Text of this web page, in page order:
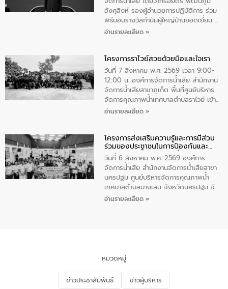
ทําความสะอาดภายในบริเวณ จัดกิจกรรม
เพื่อถวายเป็นพระราชกุศล สมเด็จพระนาง
เจ้าสิริกิติ์พระบรมราชินีนาถ พระบรมราช
อังศุสิงห์ รองผู้อำนวยการปฏิบัติการ ร่วม
พิธีมอบรางวัลกำนันผู้ใหญ่บ้านยอดเยี่ยม ณ
ทำเนียบรัฐบาล โดยมีนายอนุทิน ชาญวีรกูล
ทองคำและประกาศเกียรติคุณให้แก่ กำนัน
ผู้ใหญ่บ้านยอดเยี่ยม พร้อมกล่าวชื่นชม ให้
โอวาท และมอบนโยบาย
อ่านรายละเอียด »
โครงการราไวย์สวยด้วยมือและใจเรา
วันที่ 7 สิงหาคม พ.ศ. 2569 เวลา 9:00-
12:00 น. องค์การจัดการน้ำเสีย สำนักงาน
จัดการน้ำเสียสาขาภูเก็ต พื้นที่ศูนย์บริหาร
จัดการคุณภาพน้ำเทศบาลตำบลราไวย์ เข้า
ร่วมโครงการราไวย์สวยด้วยมือและใจเรา
ประชาชน ตัวแทนจากโรงแรมต่างๆ ในเขต
เทศบาลตำบลราไวย์ ศูนย์บริหารจัดการ
คุณภาพน้ำเทศบาลตำบลราไวย์ นำโดยนาย
น้อย แก้วเศษ ผู้จัดการสำนักงานจัดการน้ำ
เสียสาขาภูเก็ต พร้อมด้วยเจ้าหน้าที่ จำนวน
5 คน ร่วมทำกิจกรรม ทำความสะอาด
ชายหาดและแหล่งท่องเที่ยว ณ บริเวณ
อ่านรายละเอียด »
โครงการส่งเสริมความรู้และการมีส่วน
ร่วมของประชาชนในการป้องกันและ
แก้ไขปัญหาน้ำเสียอย่างยั่งยืน
วันที่ 6 สิงหาคม พ.ศ. 2569 องค์การ
จัดการน้ำเสีย สำนักงานจัดการน้ำเสียสาขา
นครปฐม ศูนย์บริหารจัดการคุณภาพน้ำ
เทศบาลตำบลบางเลน จังหวัดนครปฐม จัด
กิจกรรมภายใต้โครงการส่งเสริมความรู้และ
จัดการน้ำเสียและสร้างจิตสำนึกในการ
อนุรักษ์สิ่งแวดล้อม ในหัวข้อ “น้ำเสียชุมชน
และการบำบัดน้ำเสียเบื้องต้น” โดยให้ความรู้
เกี่ยวกับสาเหตุและผลกระทบของน้ำเสีย
อ่านรายละเอียด »
หมวดหมู่
ข่าวประชาสัมพันธ์ ข่าวผู้บริหาร